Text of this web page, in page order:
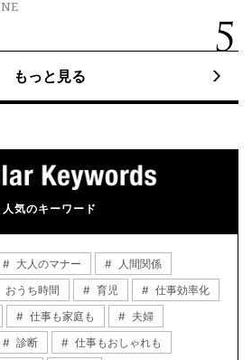
もっと見る
人気のキーワード
大人のマナー
人間関係
おうち時間 育児
仕事効率化
仕事も家庭も
夫婦
診断
仕事もおしゃれも